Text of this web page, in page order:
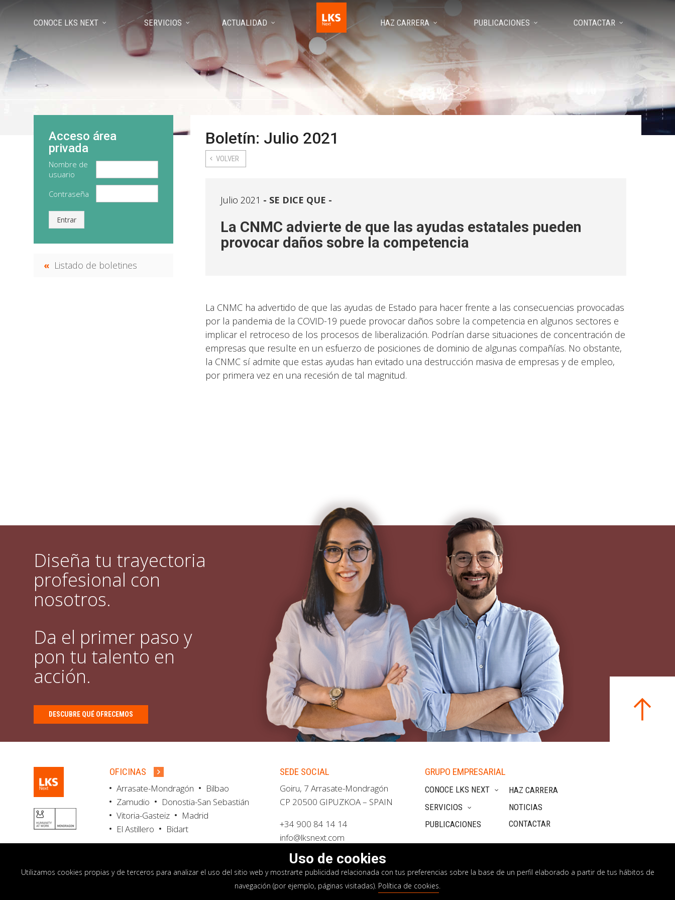
CONOCE LKS NEXT SERVICIOS ACTUALIDAD HAZ CARRERA PUBLICACIONES CONTACTAR
Boletín: Julio 2021
VOLVER
Julio 2021 SE DICE QUE -
La CNMC advierte de que las ayudas estatales pueden
provocar daños sobre la competencia
La CNMC ha advertido de que las ayudas de Estado para hacer frente a las consecuencias provocadas
por la pandemia de la COVID-19 puede provocar daños sobre la competencia en algunos sectores e
implicar el retroceso de los procesos de liberalización. Podrían darse situaciones de concentración de
empresas que resulte en un esfuerzo de posiciones de dominio de algunas compañías. No obstante,
la CNMC sí admite que estas ayudas han evitado una destrucción masiva de empresas y de empleo,
por primera vez en una recesión de tal magnitud.
Acceso área
privada
Nombre de
usuario
Contraseña
Entrar
Listado de boletines
Diseña tu trayectoria
profesional con
nosotros.
Da el primer paso y
pon tu talento en
acción.
DESCUBRE QUÉ OFRECEMOS
OFICINAS
Arrasate-Mondragón
Bilbao
Zamudio
Donostia-San Sebastián
Vitoria-Gasteiz
Madrid
El Astillero
Bidart
SEDE SOCIAL
Goiru, 7 Arrasate-Mondragón
CP 20500 GIPUZKOA – SPAIN
+34 900 84 14 14
info@lksnext.com
GRUPO EMPRESARIAL
CONOCE LKS NEXT
SERVICIOS
PUBLICACIONES
HAZ CARRERA
NOTICIAS
CONTACTAR
Portal de privacidad Política de cookies Sistema interno información
Uso de cookies
Utilizamos cookies propias y de terceros para analizar el uso del sitio web y mostrarte publicidad relacionada con tus preferencias sobre la base de un perfil elaborado a partir de tus hábitos de
navegación (por ejemplo, páginas visitadas). Política de cookies.